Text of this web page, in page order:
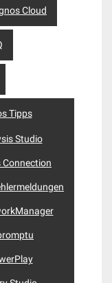
Cloud
Tipps
Studio
Connection